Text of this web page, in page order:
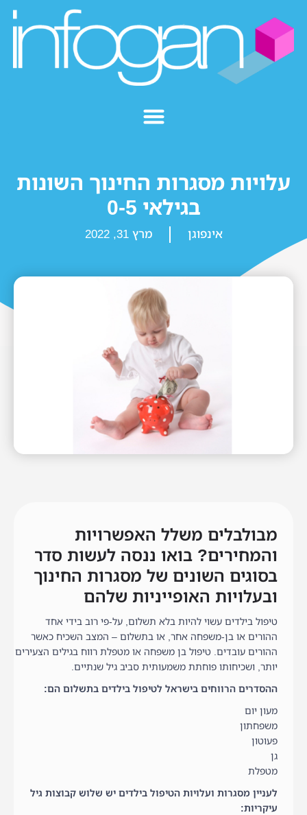
עלויות מסגרות החינוך השונות
בגילאי 0-5
אינפוגן מרץ 31, 2022
מבולבלים משלל האפשרויות
והמחירים? בואו ננסה לעשות סדר
בסוגים השונים של מסגרות החינוך
ובעלויות האופייניות שלהם
טיפול בילדים עשוי להיות בלא תשלום, על-פי רוב בידי אחד
ההורים או בן-משפחה אחר, או בתשלום – המצב השכיח כאשר
ההורים עובדים. טיפול בן משפחה או מטפלת רווח בגילים הצעירים
יותר, ושכיחותו פוחתת משמעותית סביב גיל שנתיים.
ההסדרים הרווחים בישראל לטיפול בילדים בתשלום הם:
מעון יום
משפחתון
פעוטון
גן
מטפלת
לעניין מסגרות ועלויות הטיפול בילדים יש שלוש קבוצות גיל
עיקריות: